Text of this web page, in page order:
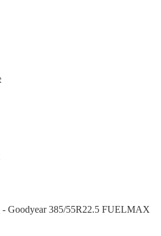
- Goodyear 385/55R22.5 FUELMAX